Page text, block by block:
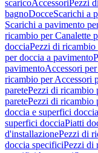
scaricoAccessoriPezzi
bagnoDocceScarichi a
Scarichi a pavimento
ricambio per Canalette
docciaPezzi di ricambio
per doccia a pavimento
pavimentoAccessori
ricambio per Accessori
paretePezzi di ricambio
paretePezzi di ricambio
doccia e superfici doccia
superfici docciaPiatti
d'installazionePezzi di
doccia specificiPezzi di